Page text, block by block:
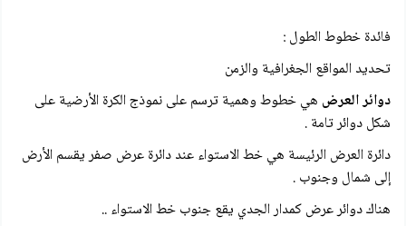
فائدة خطوط الطول :
تحديد المواقع الجغرافية والزمن
دوائر العرض هي خطوط وهمية ترسم على نموذج الكرة الأرضية على
شكل دوائر تامة .
دائرة العرض الرئيسة هي خط الاستواء عند دائرة عرض صفر يقسم الأرض
إلى شمال وجنوب .
هناك دوائر عرض کمدار الجدي يقع جنوب خط الاستواء ..